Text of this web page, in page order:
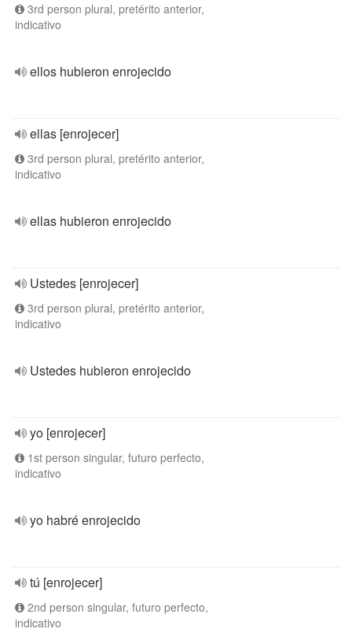
3rd person plural, pretérito anterior,
indicativo
ellos hubieron enrojecido
ellas [enrojecer]
3rd person plural, pretérito anterior,
indicativo
ellas hubieron enrojecido
Ustedes [enrojecer]
3rd person plural, pretérito anterior,
indicativo
Ustedes hubieron enrojecido
yo [enrojecer]
1st person singular, futuro perfecto,
indicativo
yo habré enrojecido
tú [enrojecer]
2nd person singular, futuro perfecto,
indicativo